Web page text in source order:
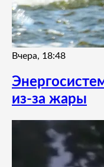
Вчера, 18:48
из-за жары